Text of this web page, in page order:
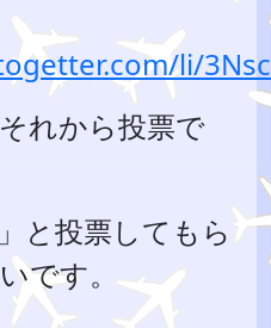
li/
れから投票で
と投票してもら
です。